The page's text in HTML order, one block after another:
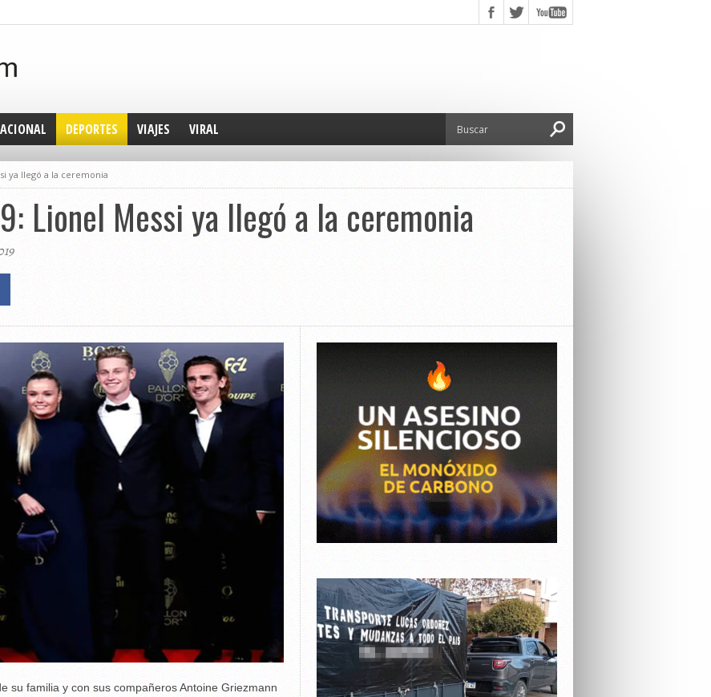
DEPORTES VIAJES VIRAL
ya llegó a la ceremonia
Lionel Messi ya llegó a la ceremonia
su familia y con sus compañeros Antoine Griezmann